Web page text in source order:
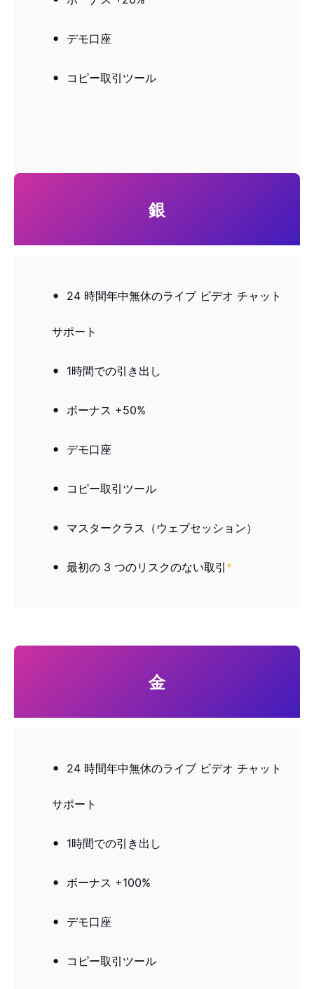
デモ口座
コピー取引ツール
銀
24 時間年中無休のライブ ビデオ チャット
サポート
1時間での引き出し
ボーナス +50%
デモ口座
コピー取引ツール
マスタークラス（ウェブセッション）
最初の 3 つのリスクのない取引 *
金
24 時間年中無休のライブ ビデオ チャット
サポート
1時間での引き出し
ボーナス +100%
デモ口座
コピー取引ツール